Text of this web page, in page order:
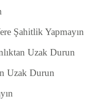
Şahitlik Yapmayın
Uzak Durun
Uzak Durun